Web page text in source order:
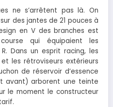
ne s’arrêtent pas là. On
des jantes de 21 pouces à
en V des branches est
qui équipaient les
R. Dans un esprit racing, les
les rétroviseurs extérieurs
de réservoir d’essence
avant) arborent une teinte
le moment le constructeur